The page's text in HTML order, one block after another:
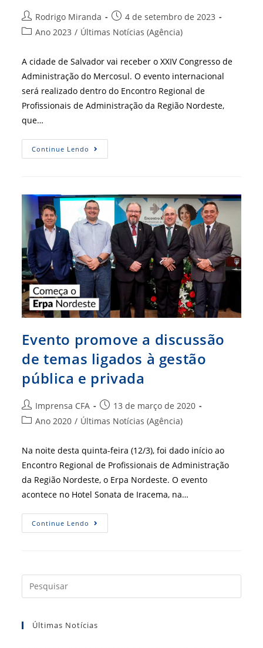
Autor
do
Rodrigo Miranda
Post
publicado:
4 de setembro de 2023
Categoria
post:
Ano 2023 / Últimas Notícias (Agência)
A cidade de Salvador vai receber o XXIV Congresso de
Administração do Mercosul. O evento internacional
será realizado dentro do Encontro Regional de
Profissionais de Administração da Região Nordeste,
que…
Continue Lendo Conamerco
Reúne
Da
América
Latina
Em
Salvador
Evento promove a discussão
de temas ligados à gestão
pública e privada
Autor
do
Imprensa CFA
Post
publicado:
13 de março de 2020
Categoria
Ano 2020 / Últimas Notícias (Agência)
Na noite desta quinta-feira (12/3), foi dado início ao
Encontro Regional de Profissionais de Administração
da Região Nordeste, o Erpa Nordeste. O evento
acontece no Hotel Sonata de Iracema, na…
Continue Lendo Evento
Promove
Ligados
Pública
a
Últimas Notícias